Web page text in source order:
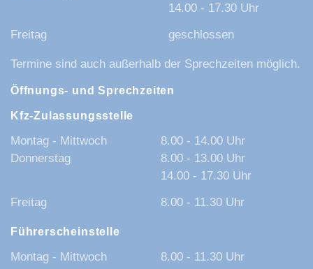
14.00 - 17.30 Uhr
Freitag
geschlossen
Termine sind auch außerhalb der Sprechzeiten möglich.
Öffnungs- und Sprechzeiten
Kfz-Zulassungsstelle
Montag - Mittwoch
8.00 - 14.00 Uhr
Donnerstag
8.00 - 13.00 Uhr
14.00 - 17.30 Uhr
Freitag
8.00 - 11.30 Uhr
Führerscheinstelle
Montag - Mittwoch
8.00 - 11.30 Uhr